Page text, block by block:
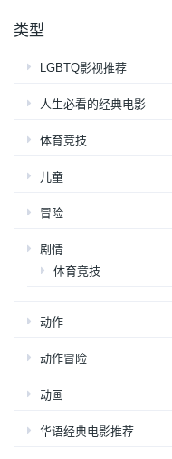
类型
LGBTQ影视推荐
人生必看的经典电影
体育竞技
儿童
冒险
剧情
体育竞技
动作
动作冒险
动画
华语经典电影推荐